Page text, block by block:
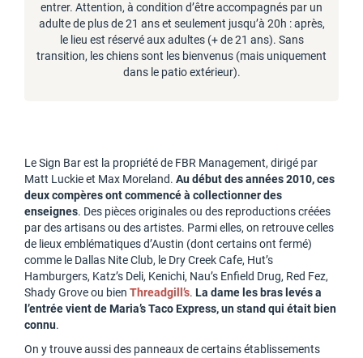
entrer. Attention, à condition d’être accompagnés par un
adulte de plus de 21 ans et seulement jusqu’à 20h : après,
le lieu est réservé aux adultes (+ de 21 ans). Sans
transition, les chiens sont les bienvenus (mais uniquement
dans le patio extérieur).
Le Sign Bar est la propriété de FBR Management, dirigé par
Matt Luckie et Max Moreland. Au début des années 2010, ces
deux compères ont commencé à collectionner des
enseignes. Des pièces originales ou des reproductions créées
par des artisans ou des artistes. Parmi elles, on retrouve celles
de lieux emblématiques d’Austin (dont certains ont fermé)
comme le Dallas Nite Club, le Dry Creek Cafe, Hut’s
Hamburgers, Katz’s Deli, Kenichi, Nau’s Enfield Drug, Red Fez,
Shady Grove ou bien Threadgill’s. La dame les bras levés a
l’entrée vient de Maria’s Taco Express, un stand qui était bien
connu.
On y trouve aussi des panneaux de certains établissements